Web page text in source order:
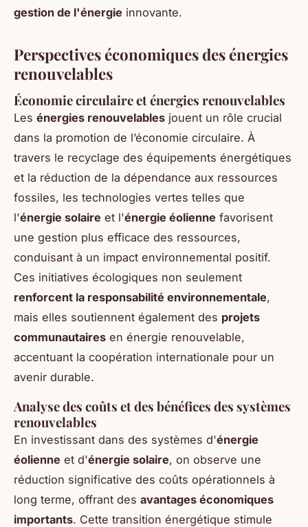
gestion de l'énergie innovante.
Perspectives économiques des énergies
renouvelables
Économie circulaire et énergies renouvelables
Les énergies renouvelables jouent un rôle crucial
dans la promotion de l’économie circulaire. À
travers le recyclage des équipements énergétiques
et la réduction de la dépendance aux ressources
fossiles, les technologies vertes telles que
l'énergie solaire et l'énergie éolienne favorisent
une gestion plus efficace des ressources,
conduisant à un impact environnemental positif.
Ces initiatives écologiques non seulement
renforcent la responsabilité environnementale,
mais elles soutiennent également des projets
communautaires en énergie renouvelable,
accentuant la coopération internationale pour un
avenir durable.
Analyse des coûts et des bénéfices des systèmes
renouvelables
En investissant dans des systèmes d'énergie
éolienne et d'énergie solaire, on observe une
réduction significative des coûts opérationnels à
long terme, offrant des avantages économiques
importants. Cette transition énergétique stimule